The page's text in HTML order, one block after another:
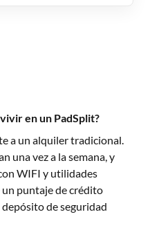
en un PadSplit?
a un alquiler tradicional.
una vez a la semana, y
WIFI y utilidades
puntaje de crédito
de seguridad